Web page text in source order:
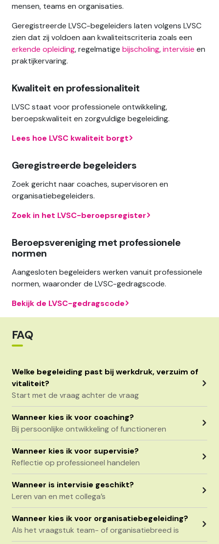
mensen, teams en organisaties.
Geregistreerde LVSC-begeleiders laten volgens LVSC
zien dat zij voldoen aan kwaliteitscriteria zoals een
erkende opleiding, regelmatige bijscholing,intervisie en
praktijkervaring.
Kwaliteit en professionaliteit
LVSC staat voor professionele ontwikkeling,
beroepskwaliteit en zorgvuldige begeleiding.
Lees hoe LVSC kwaliteit borgt
Geregistreerde begeleiders
Zoek gericht naar coaches, supervisoren en
organisatiebegeleiders.
Zoek in het LVSC-beroepsregister
Beroepsvereniging met professionele
normen
Aangesloten begeleiders werken vanuit professionele
normen, waaronder de LVSC-gedragscode.
Bekijk de LVSC-gedragscode
FAQ
Welke begeleiding past bij werkdruk, verzuim of
vitaliteit?
Start met de vraag achter de vraag
Wanneer kies ik voor coaching?
Bij persoonlijke ontwikkeling of functioneren
Wanneer kies ik voor supervisie?
Reflectie op professioneel handelen
Wanneer is intervisie geschikt?
Leren van en met collega’s
Wanneer kies ik voor organisatiebegeleiding?
Als het vraagstuk team- of organisatiebreed is